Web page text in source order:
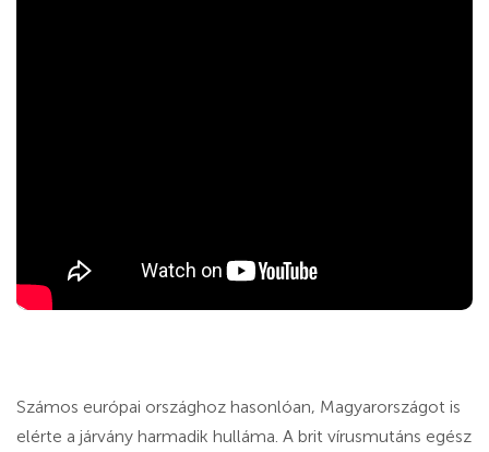
Számos európai országhoz hasonlóan, Magyarországot is
elérte a járvány harmadik hulláma. A brit vírusmutáns egész